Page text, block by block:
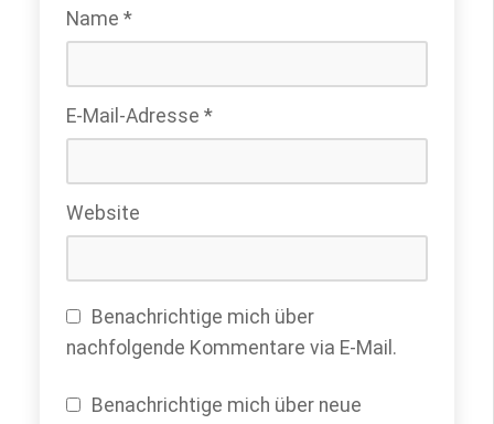
Name *
E-Mail-Adresse *
Website
Benachrichtige mich über
nachfolgende Kommentare via E-Mail.
Benachrichtige mich über neue